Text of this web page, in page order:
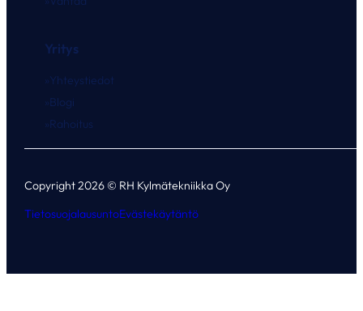
Yritys
Yhteystiedot
Blogi
Rahoitus
Copyright 2026 © RH Kylmätekniikka Oy
TietosuojalausuntoEvästekäytäntö